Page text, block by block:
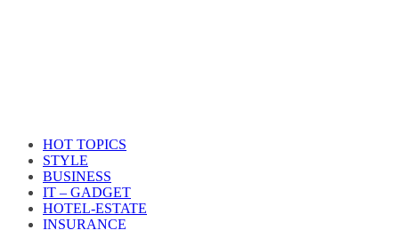
HOT TOPICS
STYLE
BUSINESS
IT – GADGET
HOTEL-ESTATE
INSURANCE